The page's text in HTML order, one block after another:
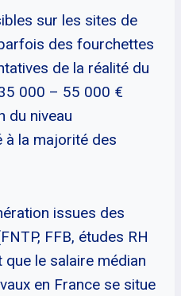
sur les sites de
des fourchettes
de la réalité du
000 – 55 000 €
du niveau
la majorité des
issues des
FFB, études RH
le salaire médian
en France se situe